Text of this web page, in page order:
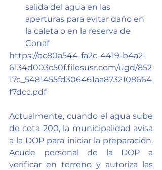
salida del agua en las
aperturas para evitar daño en
la caleta o en la reserva de
Conaf
https://ec80a544-fa2c-4419-b4a2-
6134d003c50f.filesusr.com/ugd/852
17c_5481455fd306461aa8732108664
f7dcc.pdf
Actualmente, cuando el agua sube
de cota 200, la municipalidad avisa
a la DOP para iniciar la preparación.
Acude personal de la DOP a
verificar en terreno y autoriza las